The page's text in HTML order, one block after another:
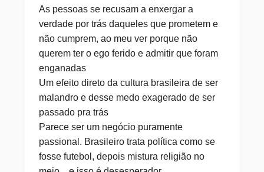
As pessoas se recusam a enxergar a
verdade por trás daqueles que prometem e
não cumprem, ao meu ver porque não
querem ter o ego ferido e admitir que foram
enganadas
Um efeito direto da cultura brasileira de ser
malandro e desse medo exagerado de ser
passado pra trás
Parece ser um negócio puramente
passional. Brasileiro trata política como se
fosse futebol, depois mistura religião no